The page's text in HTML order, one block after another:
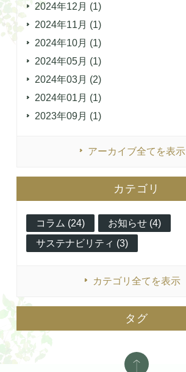
2024年12月 (1)
2024年11月 (1)
2024年10月 (1)
2024年05月 (1)
2024年03月 (2)
2024年01月 (1)
2023年09月 (1)
アーカイブ全てを表示
カテゴリ
コラム (24)
お知らせ (4)
サステナビリティ (3)
カテゴリ全てを表示
タグ